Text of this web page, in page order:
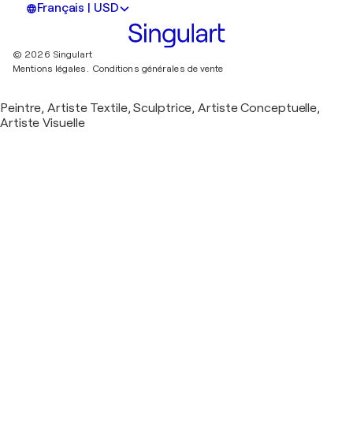
Français | USD
© 2026 Singulart
Mentions légales. Conditions générales de vente
Peintre, Artiste Textile, Sculptrice, Artiste Conceptuelle,
Artiste Visuelle